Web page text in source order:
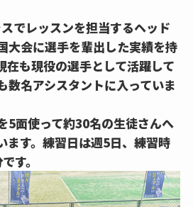
でレッスンを担当するヘッド
大会に選手を輩出した実績を持
在も現役の選手として活躍して
数名アシスタントに入っていま
5面使って約30名の生徒さんへ
ます。練習日は週5日、練習時
す。